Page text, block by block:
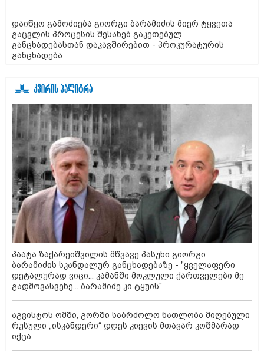
დაიწყო გამოძიება გიორგი ბარამიძის მიერ ტყვეთა
გაცვლის პროცესის შესახებ გაკეთებულ
განცხადებასთან დაკავშირებით - პროკურატურის
განცხადება
პაატა ზაქარეიშვილის მწვავე პასუხი გიორგი
ბარამიძის სკანდალურ განცხადებაზე - "ყველაფერი
დეტალურად ვიცი... კამანში მოკლული ქართველები მე
გადმოვასვენე... ბარამიძე კი ტყუის"
აგვისტოს ომში, გორში საბრძოლო ნათლობა მიღებული
რუსული „ისკანდერი“ დღეს კიევის მთავარ კოშმარად
იქცა